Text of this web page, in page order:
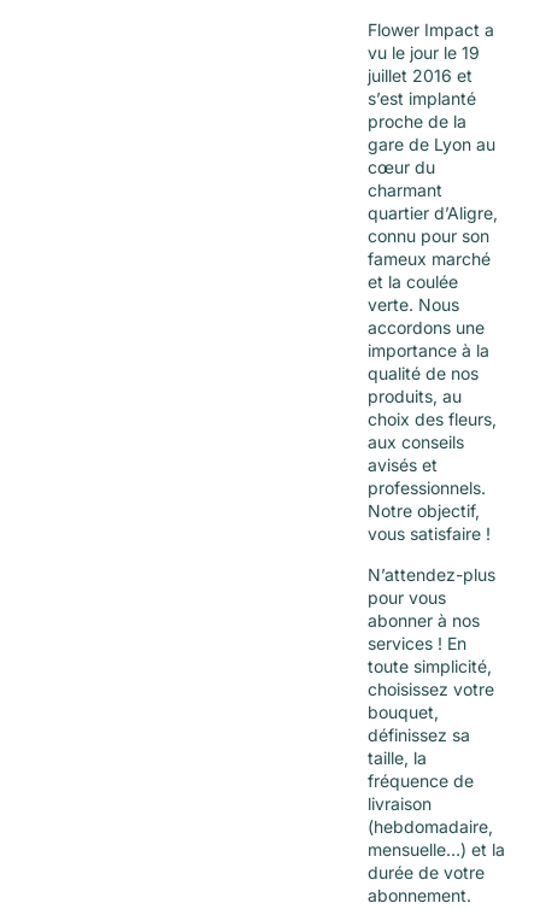
Flower Impact a
vu le jour le 19
juillet 2016 et
s’est implanté
proche de la
gare de Lyon au
cœur du
charmant
quartier d’Aligre,
connu pour son
fameux marché
et la coulée
verte. Nous
accordons une
importance à la
qualité de nos
produits, au
choix des fleurs,
aux conseils
avisés et
professionnels.
Notre objectif,
vous satisfaire !
N’attendez-plus
pour vous
abonner à nos
services ! En
toute simplicité,
choisissez votre
bouquet,
définissez sa
taille, la
fréquence de
livraison
(hebdomadaire,
mensuelle…) et la
durée de votre
abonnement.